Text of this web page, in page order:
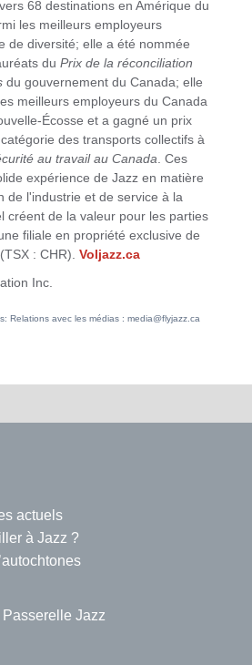
68 destinations en Amérique du
les meilleurs employeurs
de diversité; elle a été nommée
du Prix de la réconciliation
du gouvernement du Canada; elle
meilleurs employeurs du Canada
Écosse et a gagné un prix
des transports collectifs à
au travail au Canada . Ces
expérience de Jazz en matière
de l'industrie et de service à la
créent de la valeur pour les parties
filiale en propriété exclusive de
: CHR). Voljazz.ca
Inc.
Relations avec les médias : media@flyjazz.ca
actuels
à Jazz ?
Passerelle Jazz